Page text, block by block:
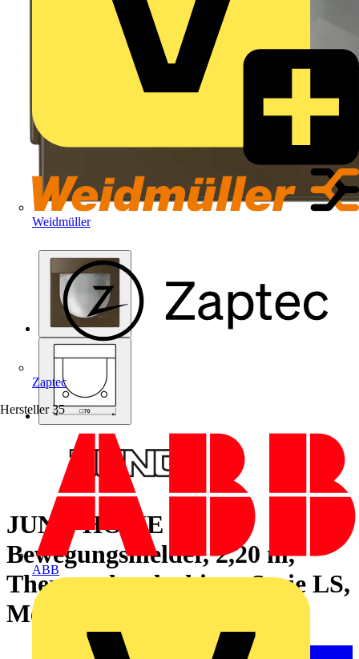
Weidmüller
Zaptec
Hersteller 35
ABB
JUNG HOME
Bewegungsmelder, 2,20 m,
Thermoplast lackiert, Serie LS,
Messing antik